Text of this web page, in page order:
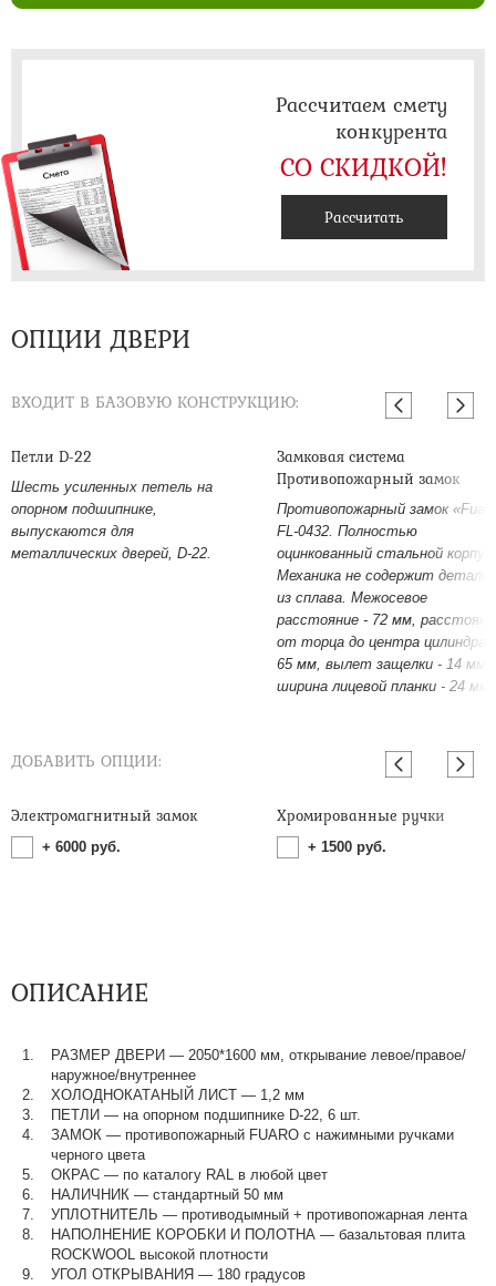
Рассчитаем смету
конкурента
СО СКИДКОЙ!
Рассчитать
ОПЦИИ ДВЕРИ
ВХОДИТ В БАЗОВУЮ КОНСТРУКЦИЮ:
Петли D-22
Шесть усиленных петель на
опорном подшипнике,
выпускаются для
металлических дверей, D-22.
Замковая система
Противопожарный замок
Противопожарный замок
FL-0432. Полностью
оцинкованный стальной корпус.
Механика не содержит деталей
из сплава. Межосевое
расстояние - 72 мм,
от торца до центра цилиндра -
65 мм, вылет защелки - 14 мм,
ширина лицевой планки - 24 мм.
ДОБАВИТЬ ОПЦИИ:
Электромагнитный замок
+ 6000 руб.
Хромированные ручки
+ 1500 руб.
ОПИСАНИЕ
РАЗМЕР ДВЕРИ — 2050*1600 мм, открывание левое/правое/
наружное/внутреннее
ХОЛОДНОКАТАНЫЙ ЛИСТ — 1,2 мм
ПЕТЛИ — на опорном подшипнике D-22, 6 шт.
ЗАМОК — противопожарный FUARO с нажимными ручками
черного цвета
ОКРАС — по каталогу RAL в любой цвет​​​​​​​
НАЛИЧНИК — стандартный 50 мм
УПЛОТНИТЕЛЬ — противодымный + противопожарная лента
НАПОЛНЕНИЕ КОРОБКИ И ПОЛОТНА — базальтовая плита
ROCKWOOL высокой плотности
УГОЛ ОТКРЫВАНИЯ — 180 градусов